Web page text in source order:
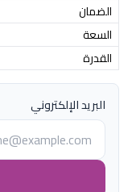
الضمان
السعة
القدرة
البريد الإلكتروني